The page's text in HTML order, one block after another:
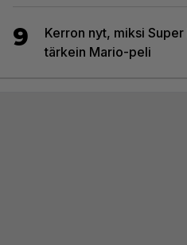
9
Kerron nyt, miksi
tärkein Mario-peli